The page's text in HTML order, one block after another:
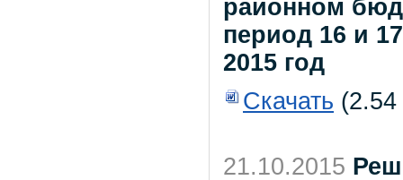
районном
период 16 и
2015 год
Скачать
21.10.2015